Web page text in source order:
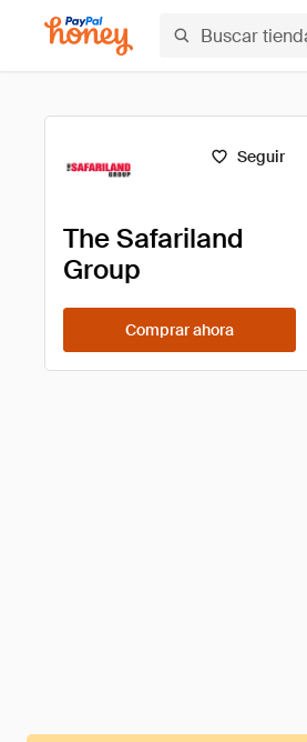
Seguir
The Safariland
Group
Comprar ahora